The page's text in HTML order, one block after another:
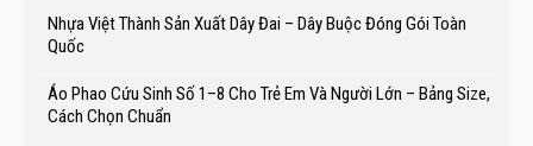
Nhựa Việt Thành Sản Xuất Dây Đai – Dây Buộc Đóng Gói Toàn
Quốc
Áo Phao Cứu Sinh Số 1–8 Cho Trẻ Em Và Người Lớn – Bảng Size,
Cách Chọn Chuẩn